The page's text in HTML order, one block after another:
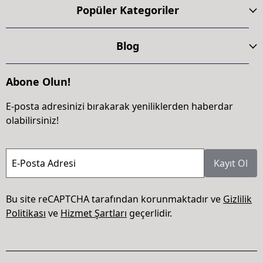
Popüler Kategoriler
Blog
Abone Olun!
E-posta adresinizi bırakarak yeniliklerden haberdar
olabilirsiniz!
E-Posta Adresi Kayıt Ol
Bu site reCAPTCHA tarafından korunmaktadır ve Gizlilik
Politikası ve Hizmet Şartları geçerlidir.